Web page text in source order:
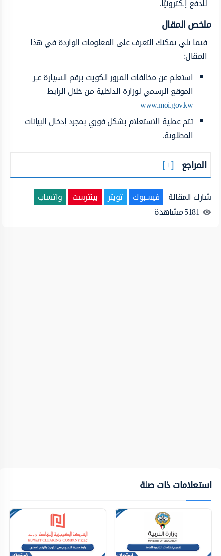
للدفع إلكترونيًا.
ملخص المقال
فيما يلي يمكنك التعرف على المعلومات الواردة في هذا
المقال:
استعلم عن مخالفات المرور الكويت برقم السيارة عبر
الموقع الرسمي لوزارة الداخلية من خلال الرابط
www.moi.gov.kw
تتم عملية الاستعلام بشكل فوري بمجرد إدخال البيانات
المطلوبة.
المراجع
شارك المقالة فيسبوك تويتر بينترست
واتساب
5181مشاهدة
استعلامات ذات صلة